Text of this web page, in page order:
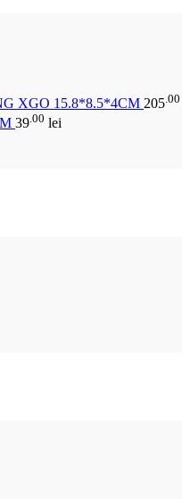
XGO 15.8*8.5*4CM 205 .00
39 .00 lei